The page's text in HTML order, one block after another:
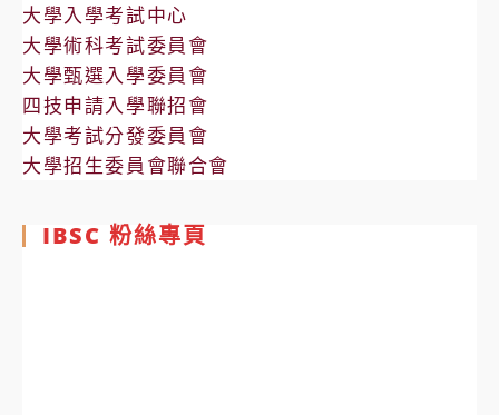
大學入學考試中心
大學術科考試委員會
大學甄選入學委員會
四技申請入學聯招會
大學考試分發委員會
大學招生委員會聯合會
IBSC 粉絲專頁